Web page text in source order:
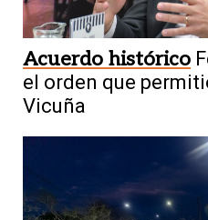
Acuerdo histórico
el orden que
Vicuña